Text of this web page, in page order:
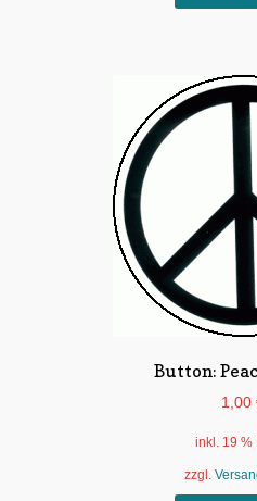
Button:
1,00
inkl. 19 %
zzgl.